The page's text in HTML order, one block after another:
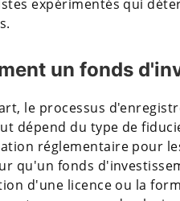
expérimentés qui
un fonds
le processus
dépend du type de
réglementaire pour
qu'un fonds
d'une licence ou la